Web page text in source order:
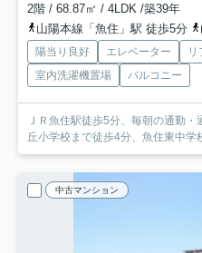
2階 / 68.87㎡ / 4LDK /築39年
山陽本線「魚住」駅 徒歩5分
陽当り良好 エレベーター
室内洗濯機置場
バルコニー
ＪＲ魚住駅徒歩5分、毎朝の通勤
丘小学校まで徒歩4分、魚住東中学
中古マンション